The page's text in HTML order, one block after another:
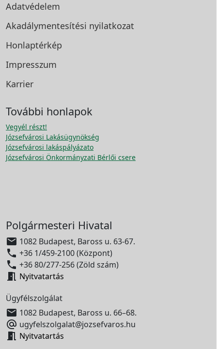
Adatvédelem
Akadálymentesítési nyilatkozat
Honlaptérkép
Impresszum
Karrier
További honlapok
Vegyél részt!
Józsefvárosi Lakásügynökség
Józsefvárosi lakáspályázato
Józsefvárosi Önkormányzati Bérlői csere
Polgármesteri Hivatal
 1082 Budapest, Baross u. 63-67.
 +36 1/459-2100 (Központ)
 +36 80/277-256 (Zöld szám)
 Nyitvatartás
Ügyfélszolgálat
 1082 Budapest, Baross u. 66–68.
 ugyfelszolgalat@jozsefvaros.hu
 Nyitvatartás